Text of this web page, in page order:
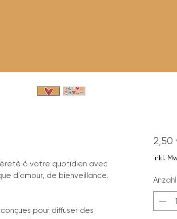
à votre quotidien avec
d’amour, de bienveillance,
pour diffuser des
2,50
inkl.
Anzahl